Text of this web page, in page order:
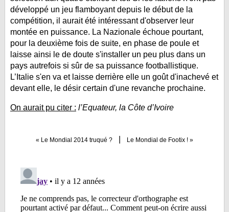
développé un jeu flamboyant depuis le début de la
compétition, il aurait été intéressant d'observer leur
montée en puissance. La Nazionale échoue pourtant,
pour la deuxième fois de suite, en phase de poule et
laisse ainsi le de doute s'installer un peu plus dans un
pays autrefois si sûr de sa puissance footballistique.
L’Italie s'en va et laisse derrière elle un goût d'inachevé et
devant elle, le désir certain d'une revanche prochaine.
On aurait pu citer : l’Equateur, la Côte d’Ivoire
« Le Mondial 2014 truqué ? Le Mondial de Footix ! »